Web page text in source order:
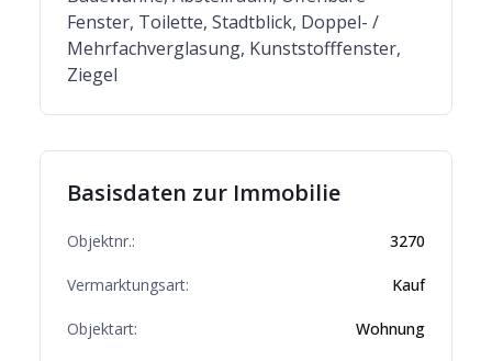
Fenster, Toilette, Stadtblick, Doppel- /
Mehrfachverglasung, Kunststofffenster,
Ziegel
Basisdaten zur Immobilie
Objektnr.: 3270
Vermarktungsart: Kauf
Objektart: Wohnung